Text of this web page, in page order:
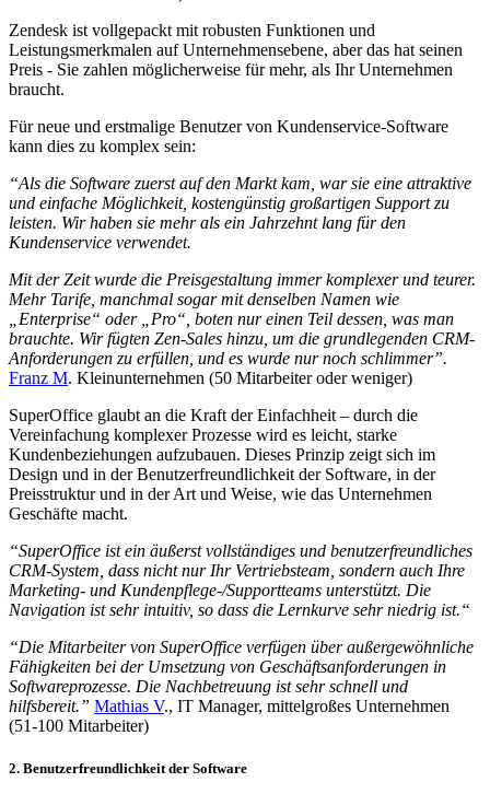
Zendesk ist vollgepackt mit robusten Funktionen und
Leistungsmerkmalen auf Unternehmensebene, aber das hat seinen
Preis - Sie zahlen möglicherweise für mehr, als Ihr Unternehmen
braucht.
Für neue und erstmalige Benutzer von Kundenservice-Software
kann dies zu komplex sein:
“Als die Software zuerst auf den Markt kam, war sie eine attraktive
und einfache Möglichkeit, kostengünstig großartigen Support zu
leisten. Wir haben sie mehr als ein Jahrzehnt lang für den
Kundenservice verwendet.
Mit der Zeit wurde die Preisgestaltung immer komplexer und teurer.
Mehr Tarife, manchmal sogar mit denselben Namen wie
„Enterprise“ oder „Pro“, boten nur einen Teil dessen, was man
brauchte. Wir fügten Zen-Sales hinzu, um die grundlegenden CRM-
Anforderungen zu erfüllen, und es wurde nur noch schlimmer”.
Franz M. Kleinunternehmen (50 Mitarbeiter oder weniger)
SuperOffice glaubt an die Kraft der Einfachheit – durch die
Vereinfachung komplexer Prozesse wird es leicht, starke
Kundenbeziehungen aufzubauen. Dieses Prinzip zeigt sich im
Design und in der Benutzerfreundlichkeit der Software, in der
Preisstruktur und in der Art und Weise, wie das Unternehmen
Geschäfte macht.
“SuperOffice ist ein äußerst vollständiges und benutzerfreundliches
CRM-System, dass nicht nur Ihr Vertriebsteam, sondern auch Ihre
Marketing- und Kundenpflege-/Supportteams unterstützt. Die
Navigation ist sehr intuitiv, so dass die Lernkurve sehr niedrig ist.“
“Die Mitarbeiter von SuperOffice verfügen über außergewöhnliche
Fähigkeiten bei der Umsetzung von Geschäftsanforderungen in
Softwareprozesse. Die Nachbetreuung ist sehr schnell und
hilfsbereit.” Mathias V., IT Manager, mittelgroßes Unternehmen
(51-100 Mitarbeiter)
2. Benutzerfreundlichkeit der Software